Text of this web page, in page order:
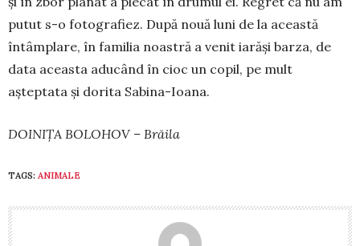
putut s-o fotografiez. După nouă luni de la această
întâmplare, în familia noastră a venit iarăși barza, de
data aceasta aducând în cioc un copil, pe mult
așteptata și dorita Sa­bi­na-Ioana.
DOINIȚA BOLOHOV – Brăila
TAGS: ANIMALE